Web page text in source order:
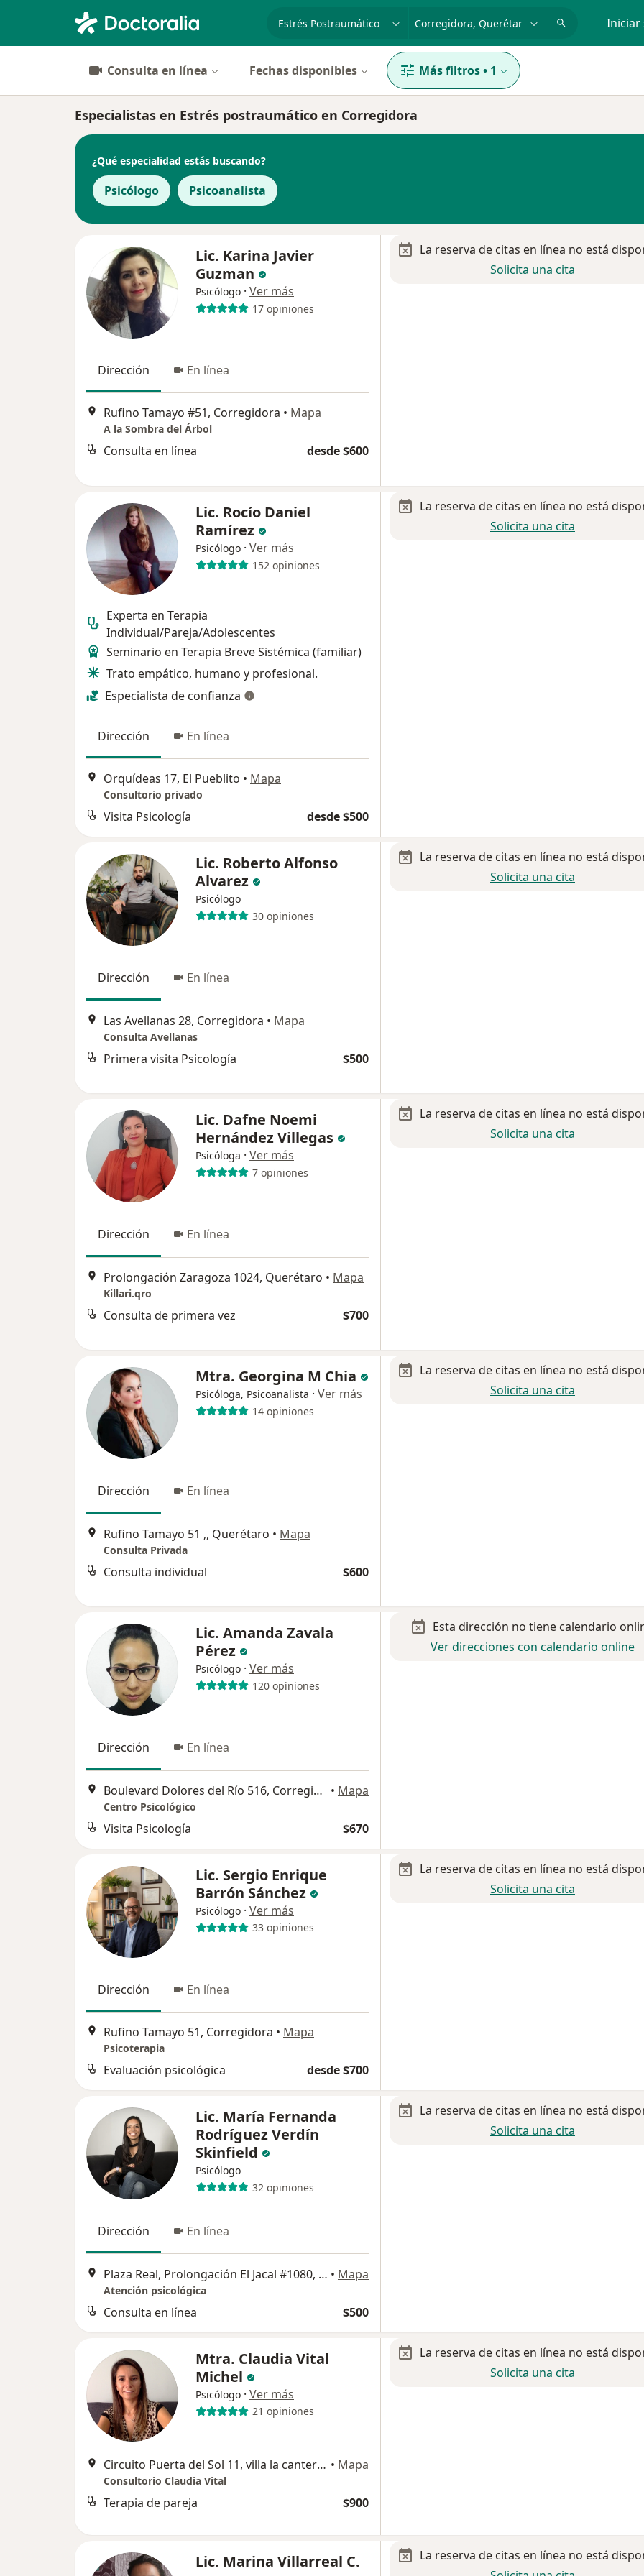
especialidad, enfermedad o nombre
p. ej. Guadalajara Iniciar
Consulta en línea Fechas disponibles Más filtros• 1
Especialistas en Estrés postraumático en Corregidora
¿Qué especialidad estás buscando?
Psicólogo Psicoanalista
Lic. Karina Javier
Guzman
Psicólogo · Ver más
17 opiniones
Dirección En línea
Rufino Tamayo #51, Corregidora • Mapa
A la Sombra del Árbol
Consulta en línea desde $600
La reserva de citas en línea no está
Solicita una cita
Lic. Rocío Daniel
Ramírez
Psicólogo · Ver más
152 opiniones
Experta en Terapia
Individual/Pareja/Adolescentes
Seminario en Terapia Breve Sistémica (familiar)
Trato empático, humano y profesional.
Especialista de confianza
Dirección En línea
Orquídeas 17, El Pueblito • Mapa
Consultorio privado
Visita Psicología desde $500
La reserva de citas en línea no está
Solicita una cita
Lic. Roberto Alfonso
Alvarez
Psicólogo
30 opiniones
Dirección En línea
Las Avellanas 28, Corregidora • Mapa
Consulta Avellanas
Primera visita Psicología $500
La reserva de citas en línea no está
Solicita una cita
Lic. Dafne Noemi
Hernández Villegas
Psicóloga · Ver más
7 opiniones
Dirección En línea
Prolongación Zaragoza 1024, Querétaro • Mapa
Killari.qro
Consulta de primera vez $700
La reserva de citas en línea no está
Solicita una cita
Mtra. Georgina M Chia
Psicóloga, Psicoanalista · Ver más
14 opiniones
Dirección En línea
Rufino Tamayo 51 ,, Querétaro • Mapa
Consulta Privada
Consulta individual $600
La reserva de citas en línea no está
Solicita una cita
Lic. Amanda Zavala
Pérez
Psicólogo · Ver más
120 opiniones
Dirección En línea
Boulevard Dolores del Río 516, Corregidora • Mapa
Centro Psicológico
Visita Psicología $670
Esta dirección no tiene calendario
Ver direcciones con calendario online
Lic. Sergio Enrique
Barrón Sánchez
Psicólogo · Ver más
33 opiniones
Dirección En línea
Rufino Tamayo 51, Corregidora • Mapa
Psicoterapia
Evaluación psicológica desde $700
La reserva de citas en línea no está
Solicita una cita
Lic. María Fernanda
Rodríguez Verdín
Skinfield
Psicólogo
32 opiniones
Dirección En línea
Plaza Real, Prolongación El Jacal #1080, Local 7, El Pueblito., Querétaro • Mapa
Atención psicológica
Consulta en línea $500
La reserva de citas en línea no está
Solicita una cita
Mtra. Claudia Vital
Michel
Psicólogo · Ver más
21 opiniones
Circuito Puerta del Sol 11, villa la cantera casa 20 B, Col Puerta Real, Santiago de Querétaro • Mapa
Consultorio Claudia Vital
Terapia de pareja $900
La reserva de citas en línea no está
Solicita una cita
Lic. Marina Villarreal C.
La reserva de citas en línea no está